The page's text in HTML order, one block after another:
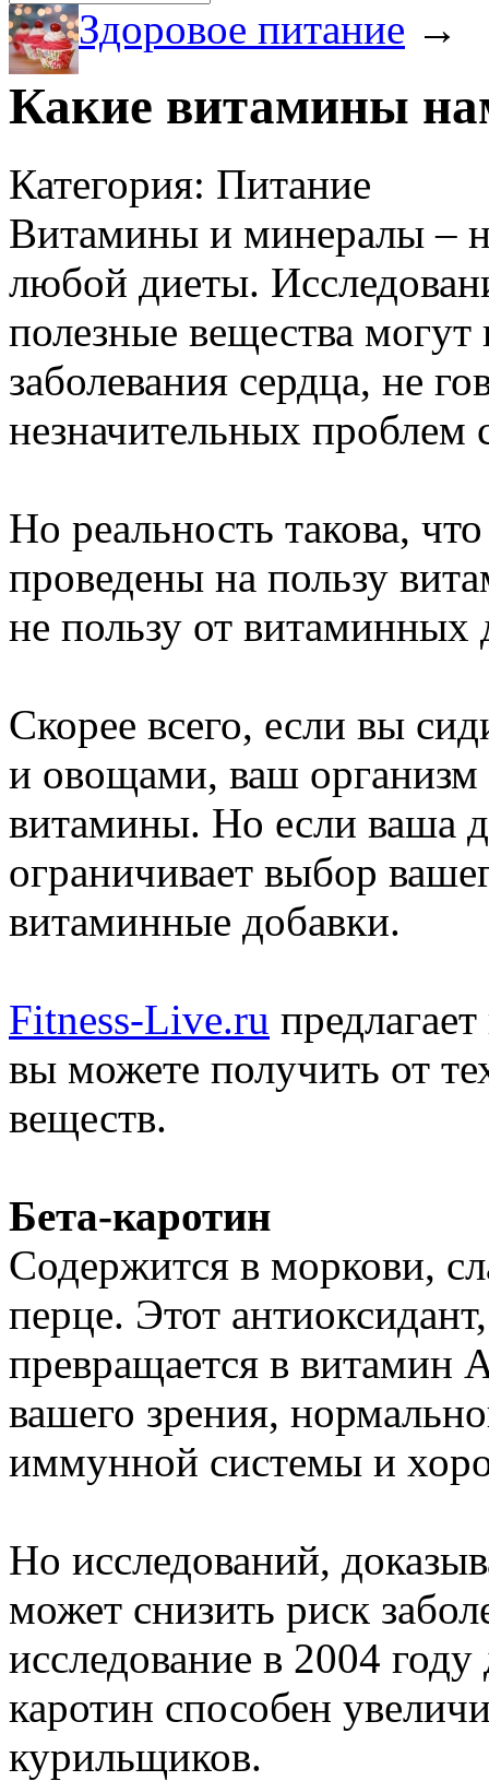
Здоровое питание →
Какие витамины
Категория: Питание
Витамины и минералы –
любой диеты.
полезные вещества могут
заболевания сердца, не
незначительных проблем
Но реальность такова,
проведены на пользу
не пользу от витаминных
Скорее всего, если вы
и овощами, ваш организм
витамины. Но если ваша
ограничивает выбор
витаминные добавки.
Fitness-Live.ru
вы можете получить от
веществ.
Бета-каротин
Содержится в моркови,
перце. Этот
превращается в витамин
вашего зрения,
иммунной системы и
Но исследований,
может снизить риск
исследование в 2004
каротин способен
курильщиков.